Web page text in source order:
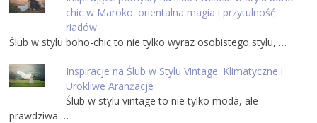
chic w Maroko: orientalna magia i przytulność
riadów
Ślub w stylu boho-chic to nie tylko wyraz osobistego stylu, …
Inspiracje na Ślub w Stylu Vintage: Klimatyczne i
Urokliwe Aranżacje
Ślub w stylu vintage to nie tylko moda, ale
prawdziwa …